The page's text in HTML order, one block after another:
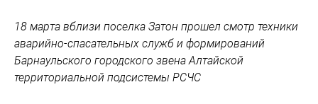
18 марта вблизи поселка Затон прошел смотр техники
аварийно-спасательных служб и формирований
Барнаульского городского звена Алтайской
территориальной подсистемы РСЧС